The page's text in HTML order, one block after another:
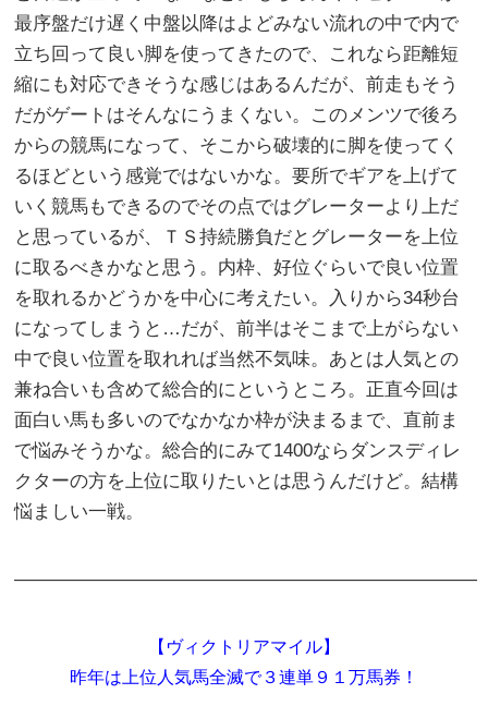
最序盤だけ遅く中盤以降はよどみない流れの中で内で
立ち回って良い脚を使ってきたので、これなら距離短
縮にも対応できそうな感じはあるんだが、前走もそう
だがゲートはそんなにうまくない。このメンツで後ろ
からの競馬になって、そこから破壊的に脚を使ってく
るほどという感覚ではないかな。要所でギアを上げて
いく競馬もできるのでその点ではグレーターより上だ
と思っているが、ＴＳ持続勝負だとグレーターを上位
に取るべきかなと思う。内枠、好位ぐらいで良い位置
を取れるかどうかを中心に考えたい。入りから34秒台
になってしまうと…だが、前半はそこまで上がらない
中で良い位置を取れれば当然不気味。あとは人気との
兼ね合いも含めて総合的にというところ。正直今回は
面白い馬も多いのでなかなか枠が決まるまで、直前ま
で悩みそうかな。総合的にみて1400ならダンスディレ
クターの方を上位に取りたいとは思うんだけど。結構
悩ましい一戦。
―――――――――――――――――――――――――
【ヴィクトリアマイル】
昨年は上位人気馬全滅で３連単９１万馬券！